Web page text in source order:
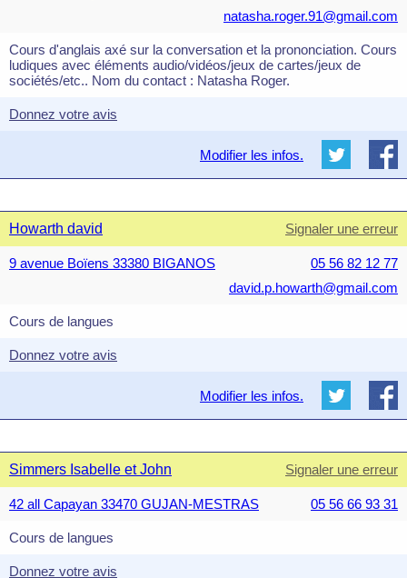
natasha.roger.91@gmail.com
Cours d'anglais axé sur la conversation et la prononciation. Cours
ludiques avec éléments audio/vidéos/jeux de cartes/jeux de
sociétés/etc.. Nom du contact : Natasha Roger.
Donnez votre avis
Modifier les infos.
Howarth david Signaler une erreur
9 avenue Boïens 33380 BIGANOS
05 56 82 12 77
david.p.howarth@gmail.com
Cours de langues
Donnez votre avis
Modifier les infos.
Simmers Isabelle et John Signaler une erreur
42 all Capayan 33470 GUJAN-MESTRAS 05 56 66 93 31
Cours de langues
Donnez votre avis